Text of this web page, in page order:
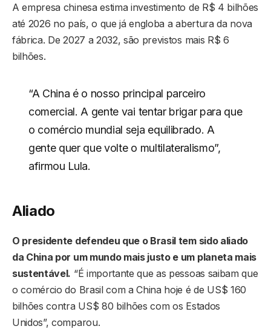
A empresa chinesa estima investimento de R$ 4 bilhões
até 2026 no país, o que já engloba a abertura da nova
fábrica. De 2027 a 2032, são previstos mais R$ 6
bilhões.
“A China é o nosso principal parceiro
comercial. A gente vai tentar brigar para que
o comércio mundial seja equilibrado. A
gente quer que volte o multilateralismo”,
afirmou Lula.
Aliado
O presidente defendeu que o Brasil tem sido aliado
da China por um mundo mais justo e um planeta mais
sustentável. “É importante que as pessoas saibam que
o comércio do Brasil com a China hoje é de US$ 160
bilhões contra US$ 80 bilhões com os Estados
Unidos”, comparou.